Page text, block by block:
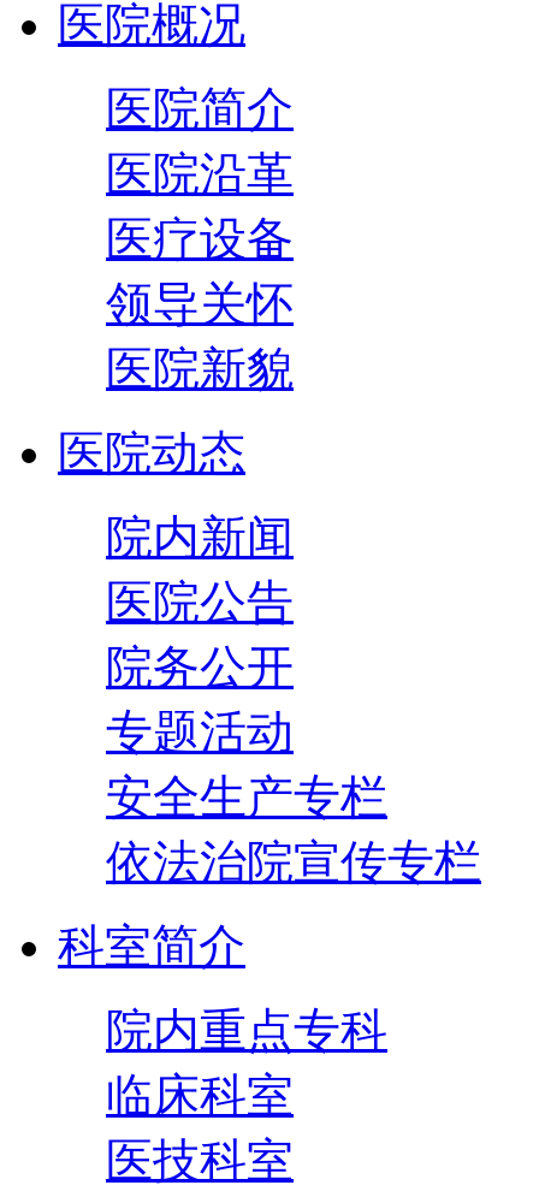
医院概况
医院简介
医院沿革
医疗设备
领导关怀
医院新貌
医院动态
院内新闻
医院公告
院务公开
专题活动
安全生产专栏
依法治院宣传专栏
科室简介
院内重点专科
临床科室
医技科室